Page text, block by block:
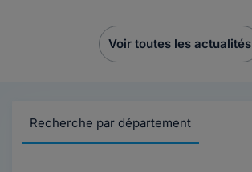
Voir toutes les actualités
Recherche par département